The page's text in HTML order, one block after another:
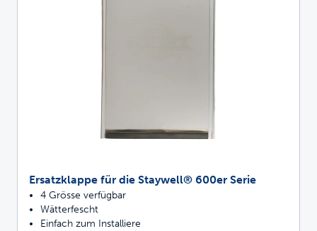
Ersatzklappe für die Staywell® 600er Serie
4 Grösse verfügbar
Wätterfescht
Einfach zum Installiere